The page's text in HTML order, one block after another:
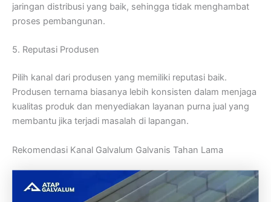
jaringan distribusi yang baik, sehingga tidak menghambat
proses pembangunan.
5. Reputasi Produsen
Pilih kanal dari produsen yang memiliki reputasi baik.
Produsen ternama biasanya lebih konsisten dalam menjaga
kualitas produk dan menyediakan layanan purna jual yang
membantu jika terjadi masalah di lapangan.
Rekomendasi Kanal Galvalum Galvanis Tahan Lama